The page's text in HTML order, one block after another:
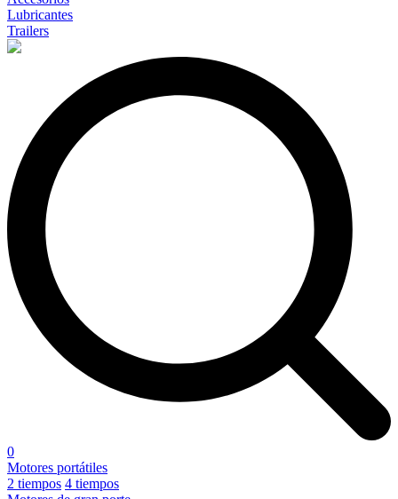
Lubricantes
Trailers
0
Motores portátiles
2 tiempos 4 tiempos